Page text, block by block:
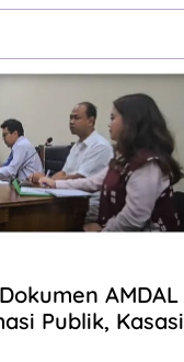
AMDAL
Publik, Kasasi